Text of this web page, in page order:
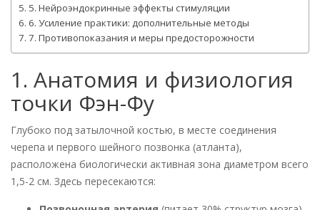
5. Нейроэндокринные эффекты стимуляции
6. Усиление практики: дополнительные методы
7. Противопоказания и меры предосторожности
1. Анатомия и физиология
точки Фэн-Фу
Глубоко под затылочной костью, в месте соединения
черепа и первого шейного позвонка (атланта),
расположена биологически активная зона диаметром всего
1,5-2 см. Здесь пересекаются: